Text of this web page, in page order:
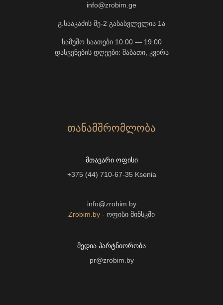
info@zrobim.ge
გ.სააკაძის მე-2 გასასვლელია 1ა
სამუშო საათები 10:00 — 19:00
დასვენების დღეები: შაბათი, კვირა
ᲗᲐᲜᲐᲛᲨᲠᲝᲛᲚᲝᲑᲐ
ᲛᲗᲐᲕᲐᲠᲘ ᲝᲤᲘᲡᲘ
+375 (44) 710-67-35 Ksenia
info@zrobim.by
Zrobim.by - ოფისი მინსკში
ᲛᲔᲓᲘᲐ ᲞᲐᲠᲢᲜᲘᲝᲠᲝᲑᲐ
pr@zrobim.by